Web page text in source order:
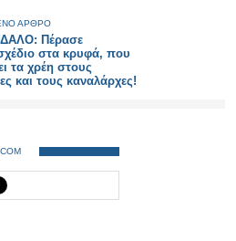
ΑΡΘΡΟ
Πέρασε
στα κρυφά, που
τα χρέη στους
και τους καναλάρχες!